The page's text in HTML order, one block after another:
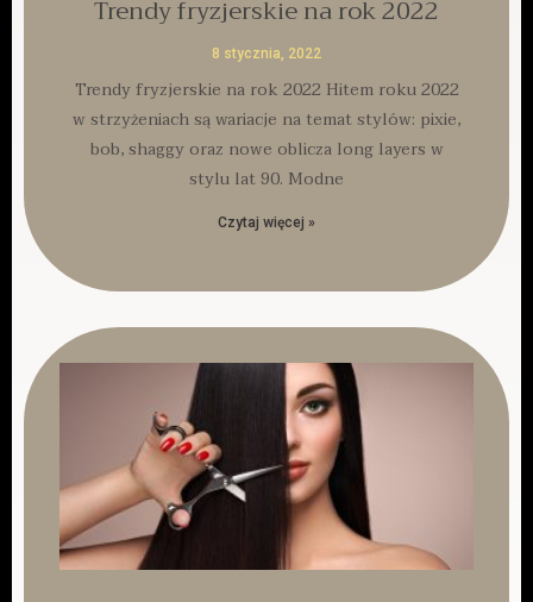
Trendy fryzjerskie na rok 2022
8 stycznia, 2022
Trendy fryzjerskie na rok 2022 Hitem roku 2022
w strzyżeniach są wariacje na temat stylów: pixie,
bob, shaggy oraz nowe oblicza long layers w
stylu lat 90. Modne
Czytaj więcej »